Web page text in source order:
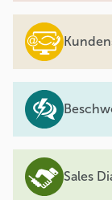
Sales